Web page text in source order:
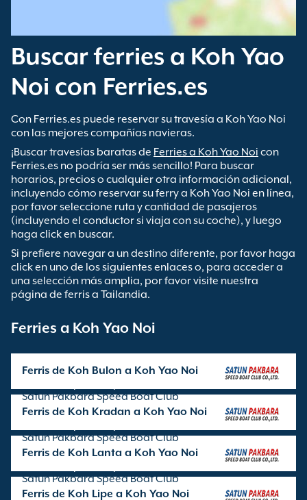
Buscar ferries a Koh Yao
Noi con Ferries.es
Con Ferries.es puede reservar su travesía a Koh Yao Noi
con las mejores compañías navieras.
¡Buscar travesías baratas de Ferries a Koh Yao Noi con
Ferries.es no podría ser más sencillo! Para buscar
horarios, precios o cualquier otra información adicional,
incluyendo cómo reservar su ferry a Koh Yao Noi en línea,
por favor seleccione ruta y cantidad de pasajeros
(incluyendo el conductor si viaja con su coche), y luego
haga click en buscar.
Si prefiere navegar a un destino diferente, por favor haga
click en uno de los siguientes enlaces o, para acceder a
una selección más amplia, por favor visite nuestra
página de ferris a Tailandia.
Ferries a Koh Yao Noi
Ferris de Koh Bulon a Koh Yao Noi
Satun Pakbara Speed Boat Club
Ferris de Koh Kradan a Koh Yao Noi
Satun Pakbara Speed Boat Club
Ferris de Koh Lanta a Koh Yao Noi
Satun Pakbara Speed Boat Club
Ferris de Koh Lipe a Koh Yao Noi